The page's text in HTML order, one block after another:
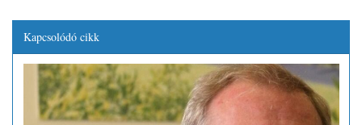
Kapcsolódó cikk